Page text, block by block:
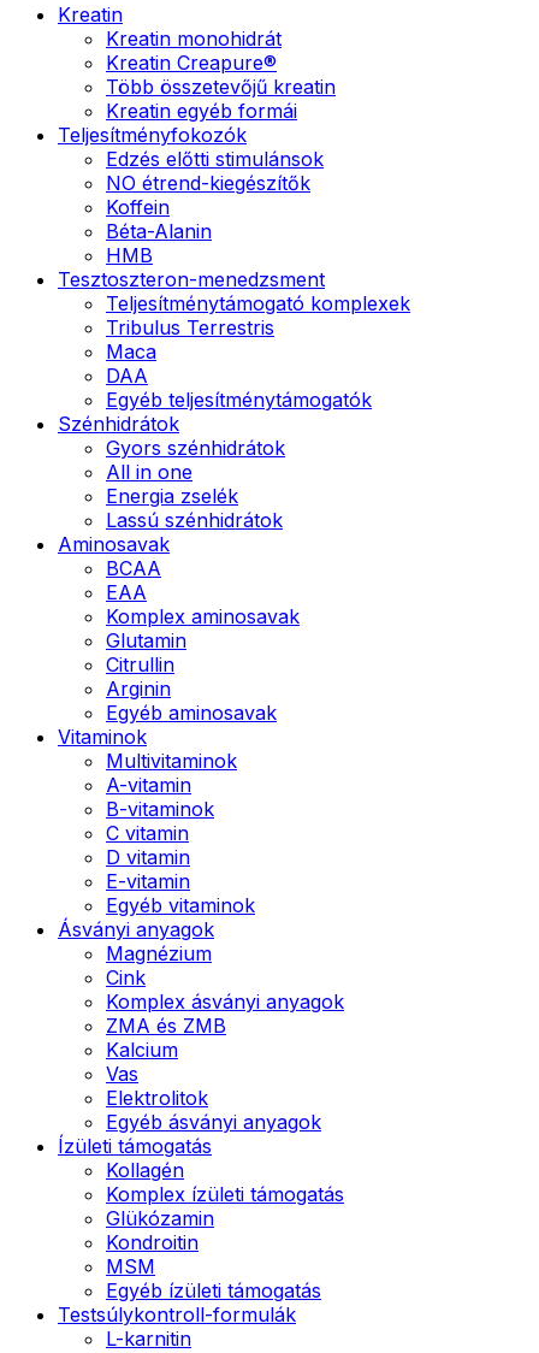
Kreatin
Kreatin monohidrát
Kreatin Creapure®
Több összetevőjű kreatin
Kreatin egyéb formái
Teljesítményfokozók
Edzés előtti stimulánsok
NO étrend-kiegészítők
Koffein
Béta-Alanin
HMB
Tesztoszteron-menedzsment
Teljesítménytámogató komplexek
Tribulus Terrestris
Maca
DAA
Egyéb teljesítménytámogatók
Szénhidrátok
Gyors szénhidrátok
All in one
Energia zselék
Lassú szénhidrátok
Aminosavak
BCAA
EAA
Komplex aminosavak
Glutamin
Citrullin
Arginin
Egyéb aminosavak
Vitaminok
Multivitaminok
A-vitamin
B-vitaminok
C vitamin
D vitamin
E-vitamin
Egyéb vitaminok
Ásványi anyagok
Magnézium
Cink
Komplex ásványi anyagok
ZMA és ZMB
Kalcium
Vas
Elektrolitok
Egyéb ásványi anyagok
Ízületi támogatás
Kollagén
Komplex ízületi támogatás
Glükózamin
Kondroitin
MSM
Egyéb ízületi támogatás
Testsúlykontroll-formulák
L-karnitin